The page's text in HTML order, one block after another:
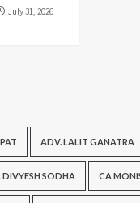
July 31, 2026
ADV. LALIT GANATRA
DIVYESH SODHA CA